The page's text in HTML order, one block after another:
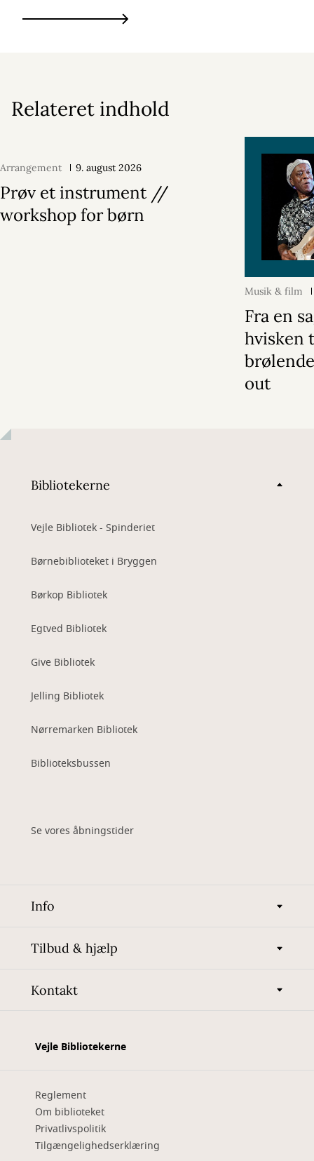
Relateret indhold
Arrangement 9. august 2026
Prøv et instrument //
workshop for børn
Musik & film
Fra en
hvisken
out
Bibliotekerne
Vejle Bibliotek - Spinderiet
Børnebiblioteket i Bryggen
Børkop Bibliotek
Egtved Bibliotek
Give Bibliotek
Jelling Bibliotek
Nørremarken Bibliotek
Biblioteksbussen
Se vores åbningstider
Info
Tilbud & hjælp
Kontakt
Vejle Bibliotekerne
Reglement
Om biblioteket
Privatlivspolitik
Tilgængelighedserklæring